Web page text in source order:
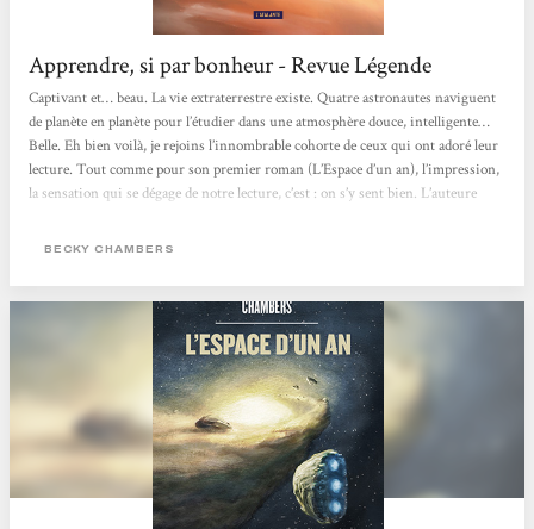
Apprendre, si par bonheur - Revue Légende
Captivant et… beau. La vie extraterrestre existe. Quatre astronautes naviguent
de planète en planète pour l’étudier dans une atmosphère douce, intelligente…
Belle. Eh bien voilà, je rejoins l’innombrable cohorte de ceux qui ont adoré leur
lecture. Tout comme pour son premier roman (L’Espace d’un an), l’impression,
la sensation qui se dégage de notre lecture, c’est : on s’y sent bien. L’auteure
tout à fait honorable, de façon non anxiogène, mais sans angélisme pour...
BECKY CHAMBERS